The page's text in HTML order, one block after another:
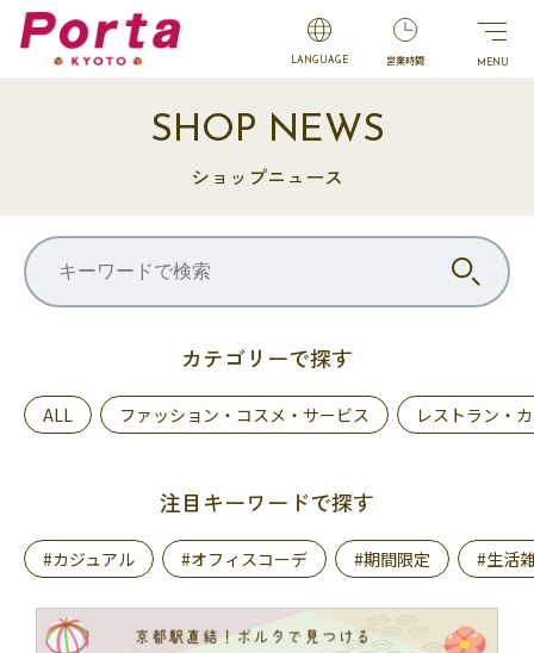
LANGUAGE 営業時間
SHOP NEWS
ショップニュース
カテゴリーで探す
ALL ファッション・コスメ・サービス レストラン・
注目キーワードで探す
#カジュアル #オフィスコーデ #期間限定 #生活